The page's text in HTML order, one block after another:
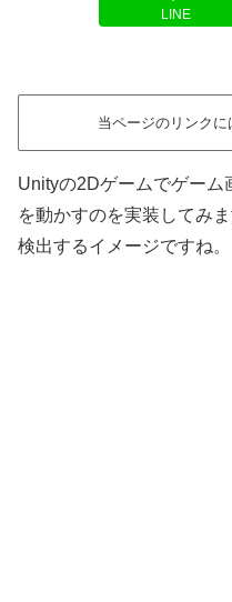
LINE
当ページのリンクに
Unityの2Dゲームでゲーム
を動かすのを実装してみ
検出するイメージですね。